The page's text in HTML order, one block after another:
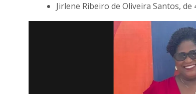
Jirlene Ribeiro de Oliveira Santos,